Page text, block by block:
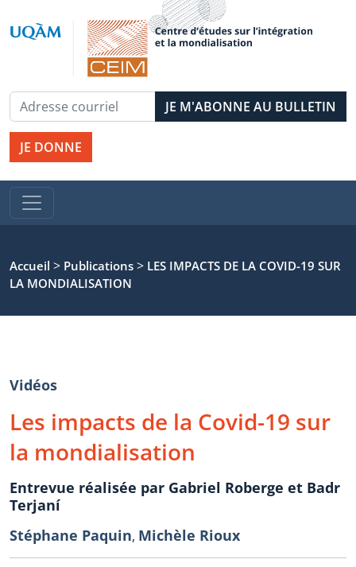
JE DONNE
Accueil > Publications > LES IMPACTS DE LA COVID-19 SUR
LA MONDIALISATION
Vidéos
Les impacts de la Covid-19 sur
la mondialisation
Entrevue réalisée par Gabriel Roberge et Badr
Terjaní
Stéphane Paquin, Michèle Rioux